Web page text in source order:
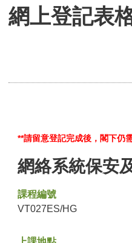
網上登記表
**請留意登記完成後，閣下仍
網絡系統保安
課程編號
VT027ES/HG